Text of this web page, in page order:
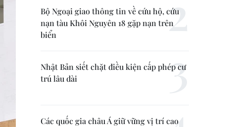
Bộ Ngoại giao thông tin về cứu hộ, cứu
nạn tàu Khôi Nguyên 18 gặp nạn trên
biển
Nhật Bản siết chặt điều kiện cấp phép cư
trú lâu dài
Các quốc gia châu Á giữ vững vị trí cao